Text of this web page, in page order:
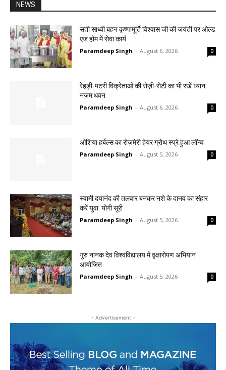
NEWS
सती साध्वी बहन कृष्णामूर्ति विश्वास जी की जयंती पर ओल्ड
एज होम में सेवा कार्य
Paramdeep Singh - August 6, 2026 0
रेहड़ी-पटरी विक्रेताओं की रोज़ी-रोटी का भी रखें ध्यान:
नज़म धवन
Paramdeep Singh - August 6, 2026 0
ओशिया हर्बल्स का रोज़मेरी हेयर ग्रोथ स्प्रे हुआ लॉन्च
Paramdeep Singh - August 5, 2026 0
स्वामी दयानंद की तलवार बनकर नशे के दानव का संहार
करें युवा: योगी सूरी
Paramdeep Singh - August 5, 2026 0
गुरु नानक देव विश्वविद्यालय में वृक्षारोपण अभियान
आयोजित
Paramdeep Singh - August 5, 2026 0
- Advertisement -